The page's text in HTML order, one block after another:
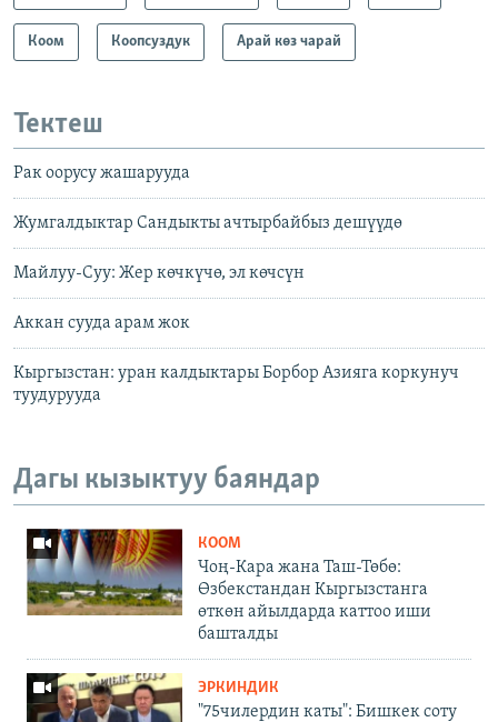
Коом Коопсуздук Арай көз чарай
Тектеш
Рак оорусу жашарууда
Жумгалдыктар Сандыкты ачтырбайбыз дешүүдө
Майлуу-Суу: Жер көчкүчө, эл көчсүн
Аккан сууда арам жок
Кыргызстан: уран калдыктары Борбор Азияга коркунуч
туудурууда
Дагы кызыктуу баяндар
КООМ
Чоң-Кара жана Таш-Төбө:
Өзбекстандан Кыргызстанга
өткөн айылдарда каттоо иши
башталды
ЭРКИНДИК
"75чилердин каты": Бишкек соту